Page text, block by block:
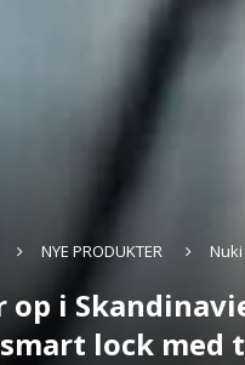
NYE PRODUKTER
op i
lock med